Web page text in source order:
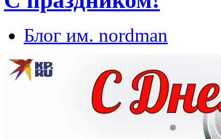
Блог им. nordman